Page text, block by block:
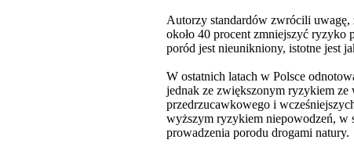
Autorzy standardów zwrócili uwagę,
około 40 procent zmniejszyć ryzyko
poród jest nieunikniony, istotne jest
W ostatnich latach w Polsce
jednak ze zwiększonym ryzykiem ze
przedrzucawkowego i
wyższym ryzykiem niepowodzeń, w
prowadzenia porodu drogami natury.